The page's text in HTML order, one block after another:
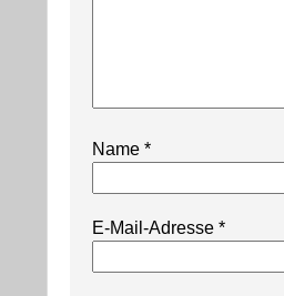
Name *
E-Mail-Adresse *